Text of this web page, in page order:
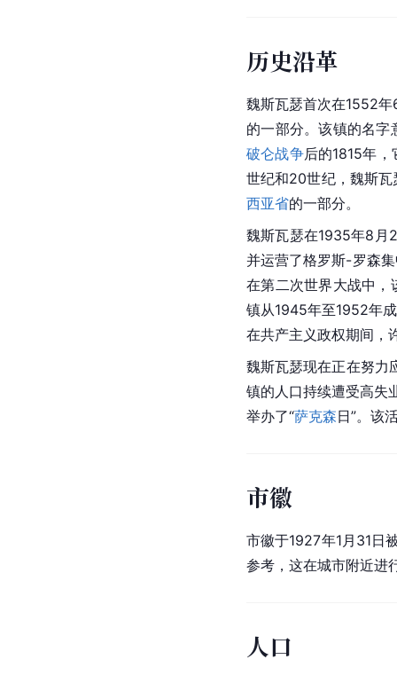
历史沿革
魏斯瓦瑟首次在1552
的一部分。该镇的名字
破仑战争后的1815年，
世纪和20世纪，魏斯瓦
西亚省的一部分。
魏斯瓦瑟在1935年8月
并运营了格罗斯-罗森
在第二次世界大战中，
镇从1945年至1952年
在共产主义政权期间，
魏斯瓦瑟现在正在努力
镇的人口持续遭受高失
举办了“萨克森日”。该
市徽
市徽于1927年1月31日
参考，这在城市附近进
人口